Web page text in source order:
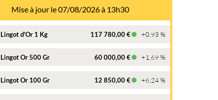
Mise à jour le 07/08/2026 à 13h30
Lingot d'Or 1 Kg 117 780,00 € +0,93 %
Lingot Or 500 Gr 60 000,00 € +1,69 %
Lingot Or 100 Gr 12 850,00 € +6,24 %